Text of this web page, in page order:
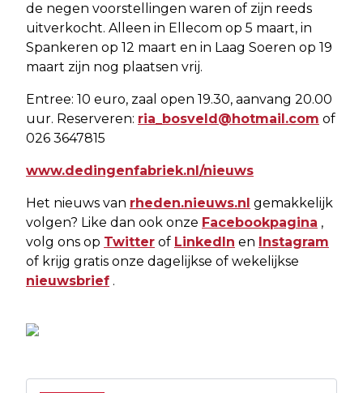
de negen voorstellingen waren of zijn reeds
uitverkocht. Alleen in Ellecom op 5 maart, in
Spankeren op 12 maart en in Laag Soeren op 19
maart zijn nog plaatsen vrij.
Entree: 10 euro, zaal open 19.30, aanvang 20.00
uur. Reserveren: ria_bosveld@hotmail.com of
026 3647815
www.dedingenfabriek.nl/nieuws
Het nieuws van rheden.nieuws.nl gemakkelijk
volgen? Like dan ook onze Facebookpagina ,
volg ons op Twitter of LinkedIn en Instagram
of krijg gratis onze dagelijkse of wekelijkse
nieuwsbrief .